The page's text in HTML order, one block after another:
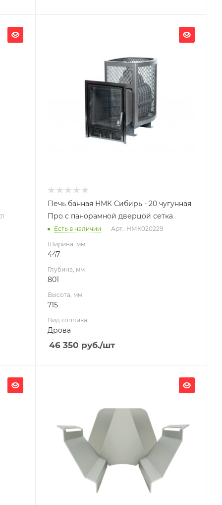
Масса камней, кг
Печь банная НМК Сибирь - 20 чугунная
Про с панорамной дверцой сетка
Есть в наличии Арт.: НМК020229
Ширина, мм
447
Глубина, мм
801
Высота, мм
715
Вид топлива
Дрова
46 350 руб./шт